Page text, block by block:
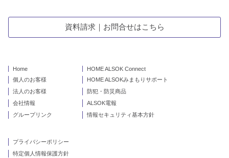
資料請求｜お問合せはこちら
Home
個人のお客様
法人のお客様
会社情報
グループリンク
HOME ALSOK Connect
HOME ALSOKみまもりサポート
防犯・防災商品
ALSOK電報
情報セキュリティ基本方針
プライバシーポリシー
特定個人情報保護方針